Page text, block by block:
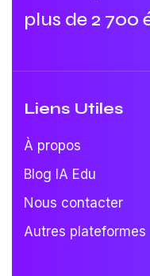
plus de 2 700
Liens Utiles
À propos
Blog IA Edu
Nous contacter
Autres plateformes